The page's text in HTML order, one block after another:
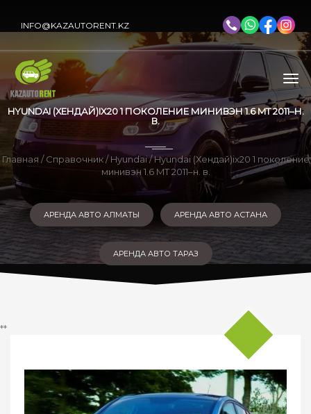
INFO@KAZAUTORENT.KZ
HYUNDAI (ХЕНДАЙ)IX20 1 ПОКОЛЕНИЕ МИНИВЭН 1.6 MT 2011–Н.
В.
Главная /Справочник/Hyundai/ Hyundai (Хендай)ix20 1 поколение
минивэн 1.6 MT 2011–н. в.
АРЕНДА АВТО АЛМАТЫ АРЕНДА АВТО АСТАНА
АРЕНДА АВТО ТАРАЗ
**